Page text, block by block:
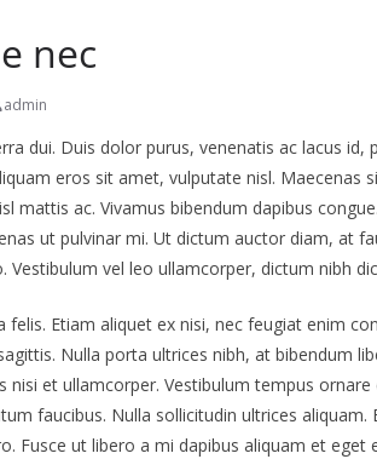
nec
admin
dui. Duis dolor purus, venenatis ac lacus id,
eros sit amet, vulputate nisl. Maecenas
mattis ac. Vivamus bibendum dapibus
ut pulvinar mi. Ut dictum auctor diam, at
Vestibulum vel leo ullamcorper, dictum nibh
felis. Etiam aliquet ex nisi, nec feugiat enim
Nulla porta ultrices nibh, at bibendum
nisi et ullamcorper. Vestibulum tempus
faucibus. Nulla sollicitudin ultrices
Fusce ut libero a mi dapibus aliquam et eget